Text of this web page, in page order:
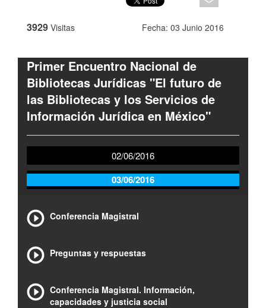
3929 Visitas Fecha: 03 Junio 2016
Primer Encuentro Nacional de
Bibliotecas Jurídicas "El futuro de
las Bibliotecas y los Servicios de
Información Jurídica en México"
02/06/2016
03/06/2016
Conferencia Magistral
Preguntas y respuestas
Conferencia Magistral. Información,
capacidades y justicia social